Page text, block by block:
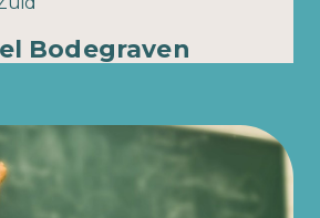
Bodegraven